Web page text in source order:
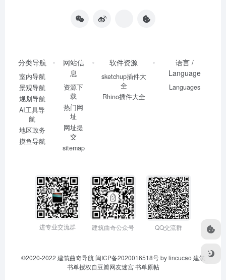
分类导航
室内导航
景观导航
规划导航
AI工具导
航
地区政务
摸鱼导航
网站信
息
资源下
载
热门网
址
网址提
交
sitemap
软件资源
sketchup插件大
全
Rhino插件大全
语言 /
Language
Languages
进专业交流群 建筑曲奇公众号 QQ交流群
©2020-2022 建筑曲奇导航 闽ICP备2020016518号by lincucao 建筑
书单授权自豆瓣网友迷宫书单原帖